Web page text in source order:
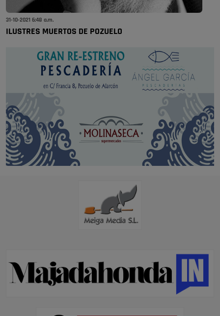
31-10-2021 6:48 a.m.
ILUSTRES MUERTOS DE POZUELO